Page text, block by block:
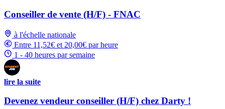
Conseiller de vente (H/F) - FNAC
à l'échelle nationale
Entre 11,52€ et 20,00€ par heure
1 - 40 heures par semaine
lire la suite
Devenez vendeur conseiller (H/F) chez Darty !